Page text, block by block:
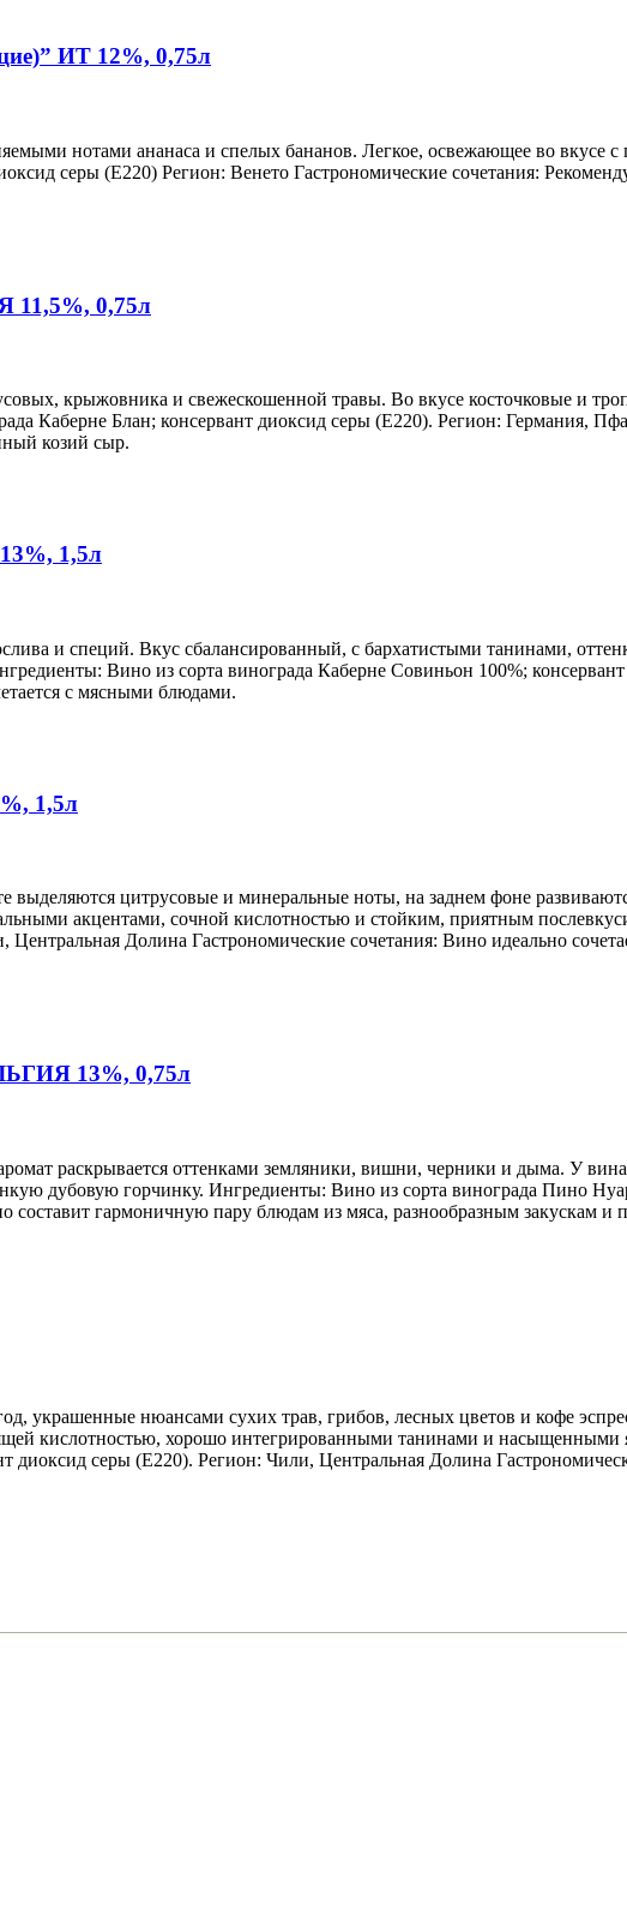
ИТ 12%, 0,75л
нотами ананаса и спелых бананов. Легкое, освежающее во вкусе
серы (Е220) Регион: Венето Гастрономические сочетания:
11,5%, 0,75л
крыжовника и свежескошенной травы. Во вкусе косточковые и
Каберне Блан; консервант диоксид серы (Е220). Регион: Германия,
козий сыр.
1,5л
и специй. Вкус сбалансированный, с бархатистыми танинами,
Вино из сорта винограда Каберне Совиньон 100%;
с мясными блюдами.
1,5л
цитрусовые и минеральные ноты, на заднем фоне
акцентами, сочной кислотностью и стойким, приятным
Долина Гастрономические сочетания: Вино идеально
13%, 0,75л
раскрывается оттенками земляники, вишни, черники и дыма. У
дубовую горчинку. Ингредиенты: Вино из сорта винограда Пино
гармоничную пару блюдам из мяса, разнообразным закускам и
украшенные нюансами сухих трав, грибов, лесных цветов и кофе
кислотностью, хорошо интегрированными танинами и насыщенными
серы (Е220). Регион: Чили, Центральная Долина